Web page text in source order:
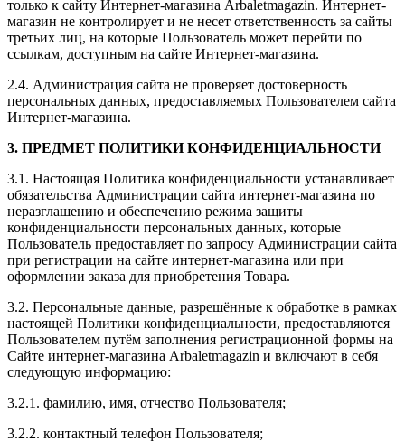
только к сайту Интернет-магазина Arbaletmagazin. Интернет-
магазин не контролирует и не несет ответственность за сайты
третьих лиц, на которые Пользователь может перейти по
ссылкам, доступным на сайте Интернет-магазина.
2.4. Администрация сайта не проверяет достоверность
персональных данных, предоставляемых Пользователем сайта
Интернет-магазина.
3. ПРЕДМЕТ ПОЛИТИКИ КОНФИДЕНЦИАЛЬНОСТИ
3.1. Настоящая Политика конфиденциальности устанавливает
обязательства Администрации сайта интернет-магазина по
неразглашению и обеспечению режима защиты
конфиденциальности персональных данных, которые
Пользователь предоставляет по запросу Администрации сайта
при регистрации на сайте интернет-магазина или при
оформлении заказа для приобретения Товара.
3.2. Персональные данные, разрешённые к обработке в рамках
настоящей Политики конфиденциальности, предоставляются
Пользователем путём заполнения регистрационной формы на
Сайте интернет-магазина Arbaletmagazin и включают в себя
следующую информацию:
3.2.1. фамилию, имя, отчество Пользователя;
3.2.2. контактный телефон Пользователя;